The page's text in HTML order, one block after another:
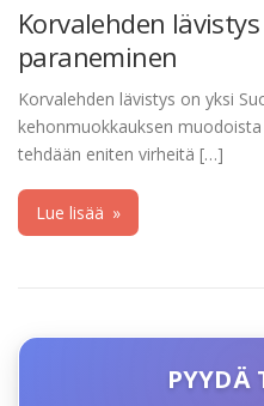
Korvalehden
paraneminen
Korvalehden lävistys on yksi
kehonmuokkauksen
tehdään eniten virheitä […]
Lue lisää »
PYYDÄ